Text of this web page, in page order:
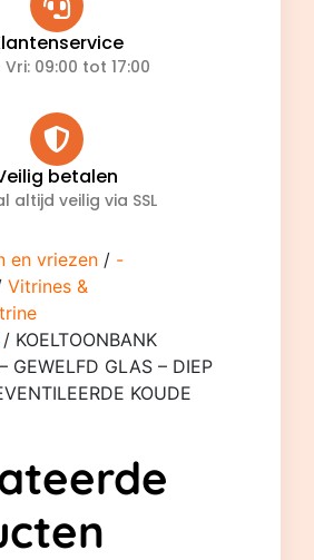
09:00 tot 17:00
betalen
altijd veilig via SSL
en vriezen / -
Vitrines &
/ KOELTOONBANK
GEWELFD GLAS – DIEP
KOUDE